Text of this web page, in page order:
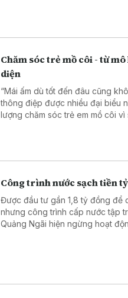
Chăm sóc trẻ mồ côi - từ
diện
“Mái ấm dù tốt đến đâu cũng
thông điệp được nhiều đại biểu
lượng chăm sóc trẻ em mồ côi
Công trình nước sạch tiền
Được đầu tư gần 1,8 tỷ đồng để
nhưng công trình cấp nước tập
Quảng Ngãi hiện ngừng hoạt